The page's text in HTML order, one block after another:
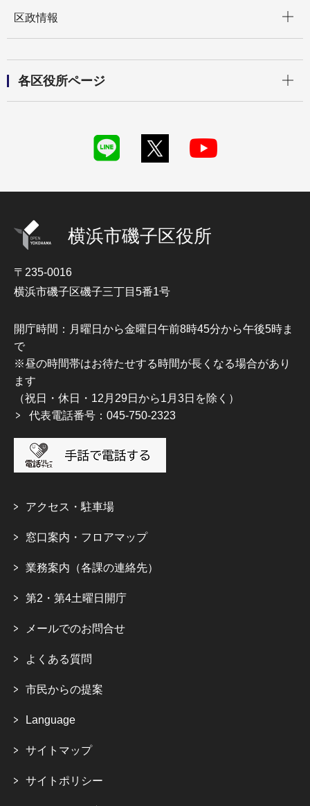
区政情報
各区役所ページ
横浜市磯子区役所
〒235-0016
横浜市磯子区磯子三丁目5番1号
開庁時間：月曜日から金曜日午前8時45分から午後5時ま
で
※昼の時間帯はお待たせする時間が長くなる場合があり
ます
（祝日・休日・12月29日から1月3日を除く）
代表電話番号：045-750-2323
アクセス・駐車場
窓口案内・フロアマップ
業務案内（各課の連絡先）
第2・第4土曜日開庁
メールでのお問合せ
よくある質問
市民からの提案
Language
サイトマップ
サイトポリシー